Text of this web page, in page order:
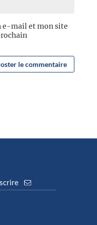
e-mail et mon site